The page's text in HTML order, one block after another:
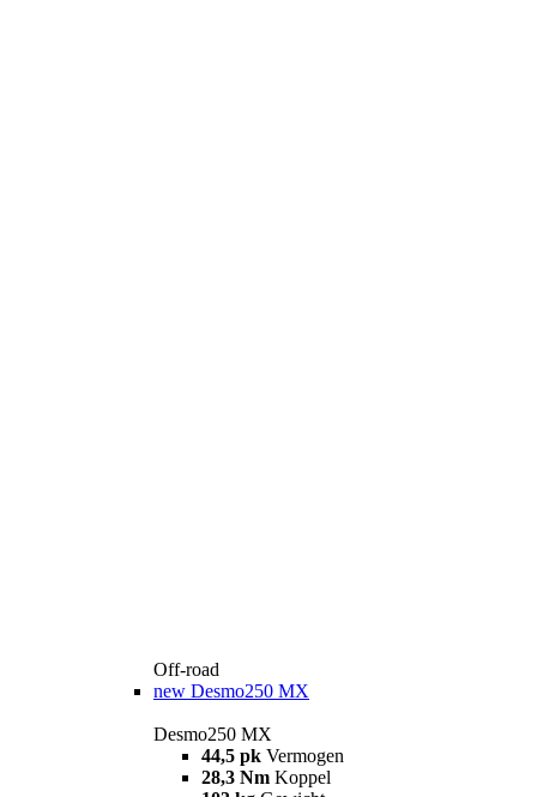
Off-road
new Desmo250 MX
Desmo250 MX
44,5 pk Vermogen
28,3 Nm Koppel